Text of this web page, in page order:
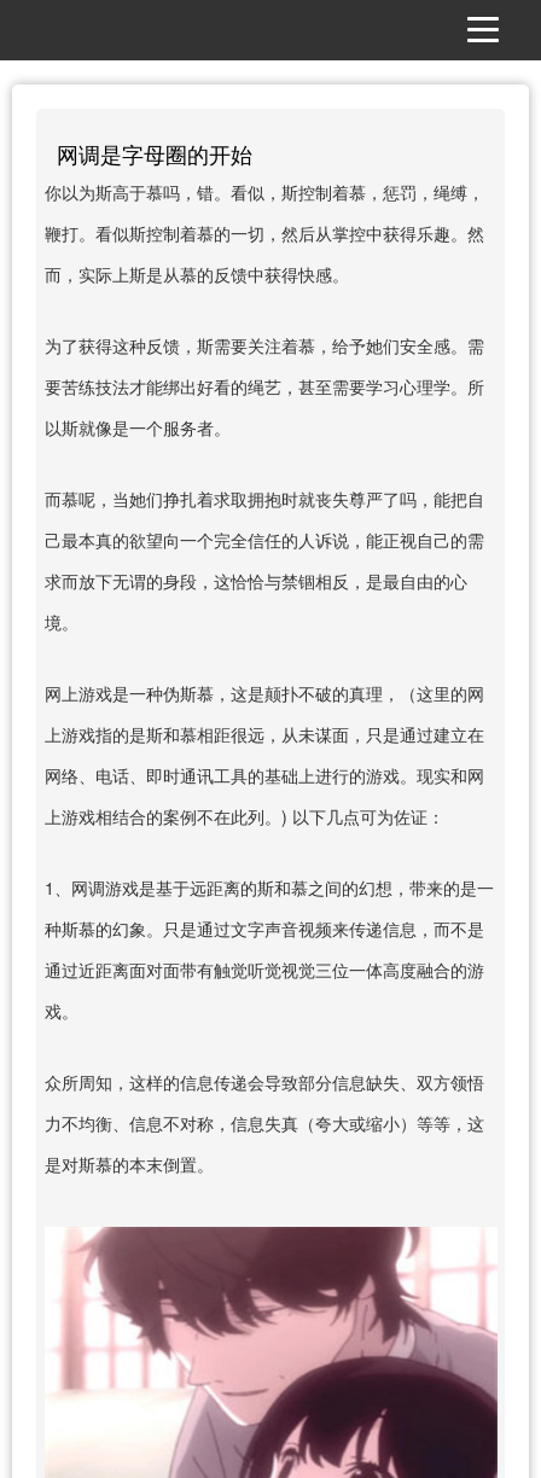
网调是字母圈的开始
你以为斯高于慕吗，错。看似，斯控制着慕，惩罚，绳缚，
鞭打。看似斯控制着慕的一切，然后从掌控中获得乐趣。然
而，实际上斯是从慕的反馈中获得快感。
为了获得这种反馈，斯需要关注着慕，给予她们安全感。需
要苦练技法才能绑出好看的绳艺，甚至需要学习心理学。所
以斯就像是一个服务者。
而慕呢，当她们挣扎着求取拥抱时就丧失尊严了吗，能把自
己最本真的欲望向一个完全信任的人诉说，能正视自己的需
求而放下无谓的身段，这恰恰与禁锢相反，是最自由的心
境。
网上游戏是一种伪斯慕，这是颠扑不破的真理，（这里的网
上游戏指的是斯和慕相距很远，从未谋面，只是通过建立在
网络、电话、即时通讯工具的基础上进行的游戏。现实和网
上游戏相结合的案例不在此列。) 以下几点可为佐证：
1、网调游戏是基于远距离的斯和慕之间的幻想，带来的是一
种斯慕的幻象。只是通过文字声音视频来传递信息，而不是
通过近距离面对面带有触觉听觉视觉三位一体高度融合的游
戏。
众所周知，这样的信息传递会导致部分信息缺失、双方领悟
力不均衡、信息不对称，信息失真（夸大或缩小）等等，这
是对斯慕的本末倒置。